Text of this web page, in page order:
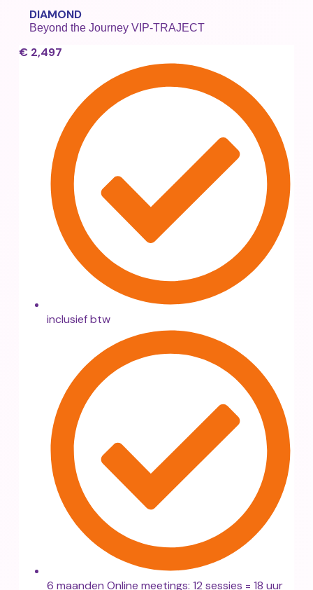
DIAMOND
Beyond the Journey VIP-TRAJECT
€ 2,497
inclusief btw
6 maanden Online meetings: 12 sessies = 18 uur